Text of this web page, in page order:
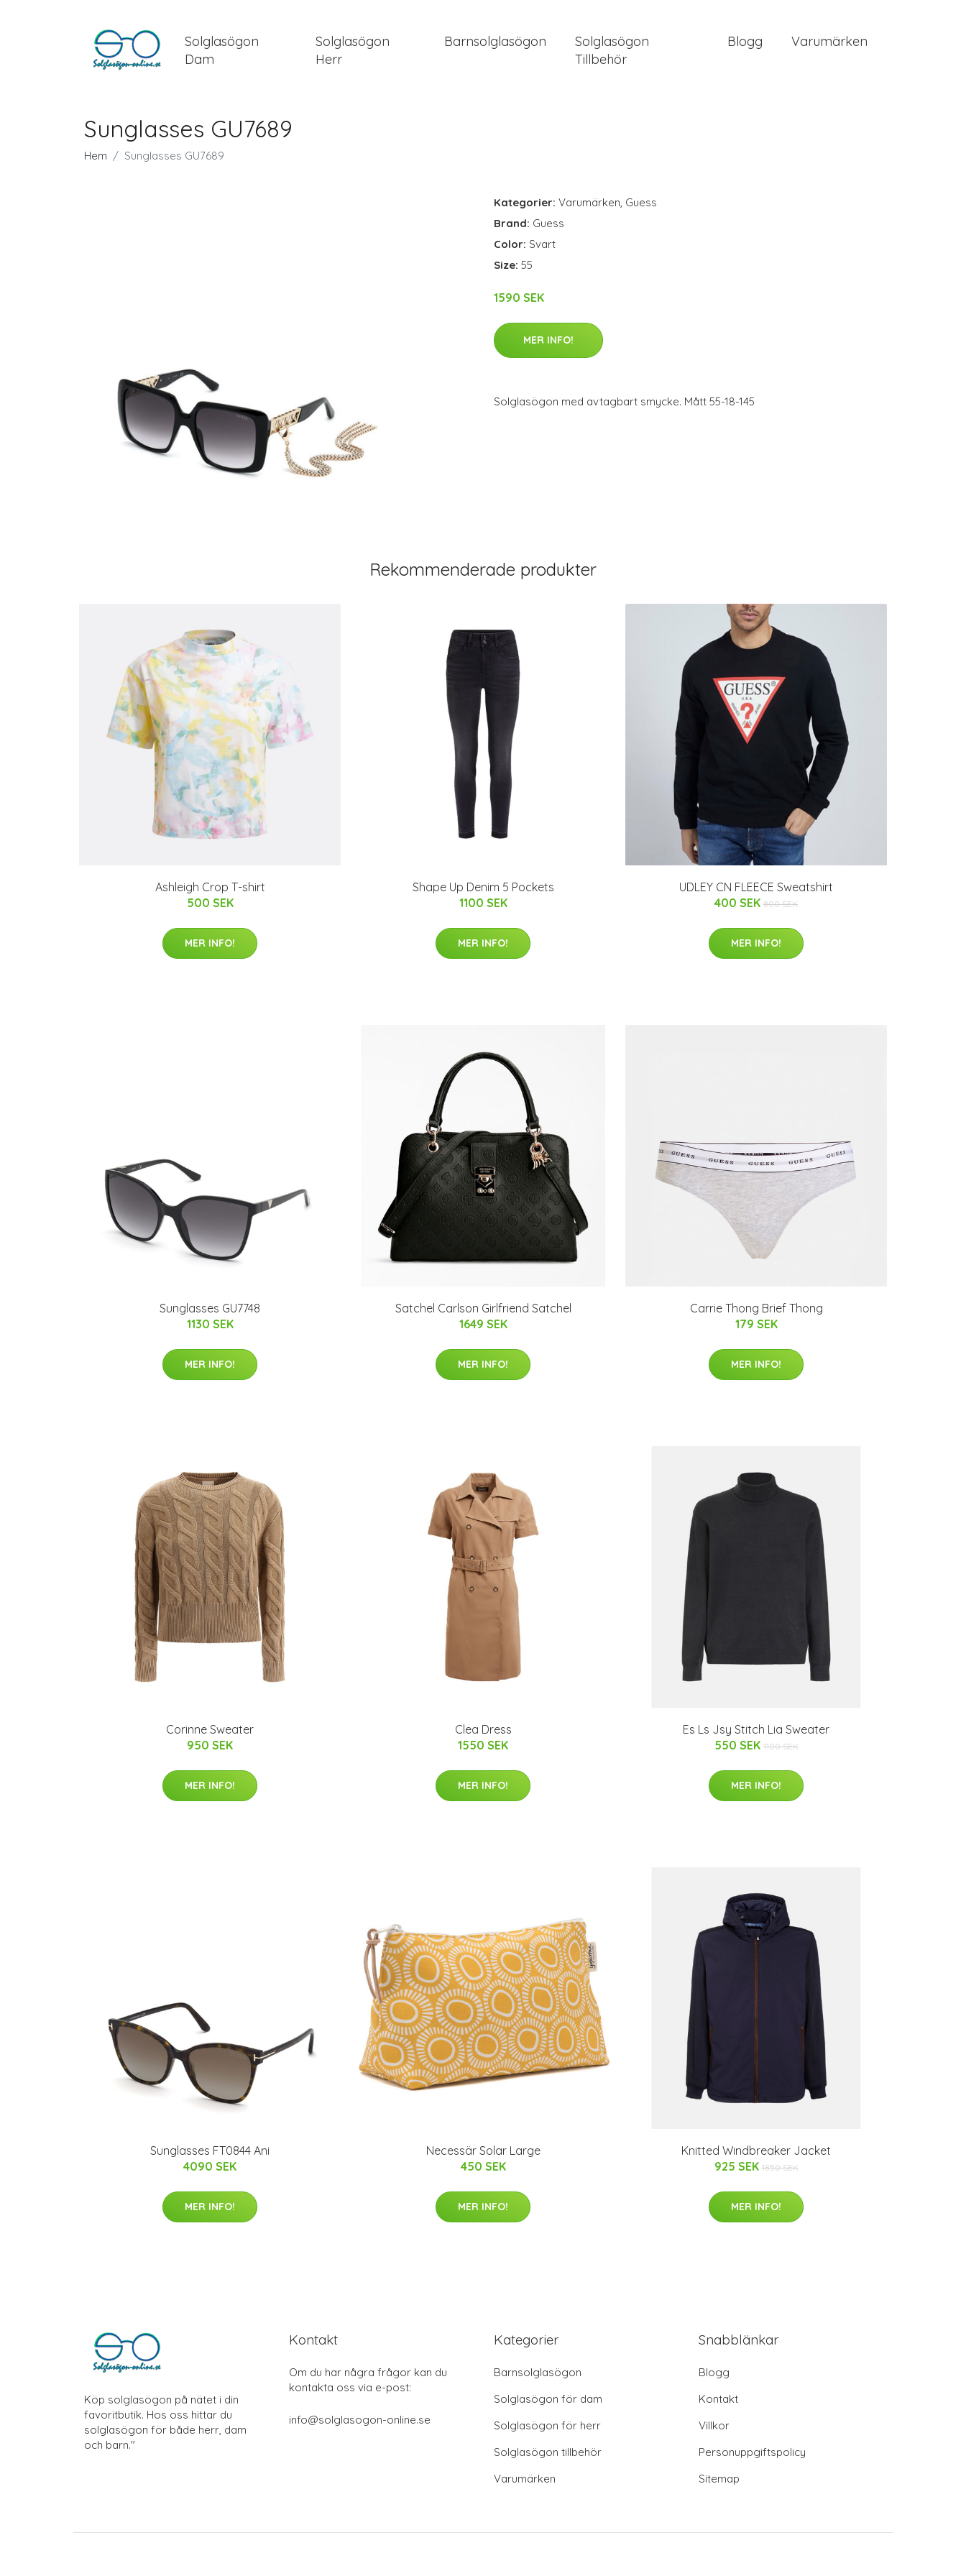
Solglasögon
Dam
Solglasögon
Herr
Barnsolglasögon
Solglasögon
Tillbehör
Blogg Varumärken
Sunglasses GU7689
Hem Sunglasses GU7689
Kategorier: Varumärken, Guess
Brand: Guess
Color: Svart
Size: 55
1590 SEK
MER INFO!
Solglasögon med avtagbart smycke. Mått 55-18-145
Rekommenderade produkter
Ashleigh Crop T-shirt
500 SEK
MER INFO!
Shape Up Denim 5 Pockets
1100 SEK
MER INFO!
UDLEY CN FLEECE Sweatshirt
400 SEK 800 SEK
MER INFO!
Sunglasses GU7748
1130 SEK
MER INFO!
Satchel Carlson Girlfriend Satchel
1649 SEK
MER INFO!
Carrie Thong Brief Thong
179 SEK
MER INFO!
Corinne Sweater
950 SEK
MER INFO!
Clea Dress
1550 SEK
MER INFO!
Es Ls Jsy Stitch Lia Sweater
550 SEK 1100 SEK
MER INFO!
Sunglasses FT0844 Ani
4090 SEK
MER INFO!
Necessär Solar Large
450 SEK
MER INFO!
Knitted Windbreaker Jacket
925 SEK 1850 SEK
MER INFO!
Köp solglasögon på nätet i din
favoritbutik. Hos oss hittar du
solglasögon för både herr, dam
och barn."
Kontakt
Om du har några frågor kan du
kontakta oss via e-post:
info@solglasogon-online.se
Kategorier
Barnsolglasögon
Solglasögon för dam
Solglasögon för herr
Solglasögon tillbehör
Varumärken
Snabblänkar
Blogg
Kontakt
Villkor
Personuppgiftspolicy
Sitemap